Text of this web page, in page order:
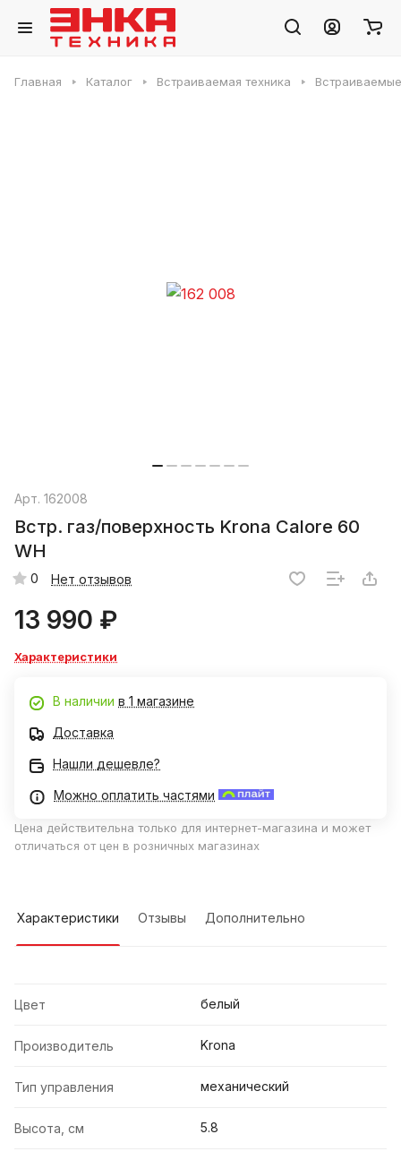
Главная Каталог Встраиваемая техника
Арт. 162008
Встр. газ/поверхность Krona Calore 60
WH
0 Нет отзывов
13 990 ₽
Характеристики
В наличии в 1 магазине
Доставка
Нашли дешевле?
Можно оплатить частями
Цена действительна только для интернет-магазина и может
отличаться от цен в розничных магазинах
Характеристики Отзывы Дополнительно
Цвет белый
Производитель Krona
Тип управления механический
Высота, см 5.8